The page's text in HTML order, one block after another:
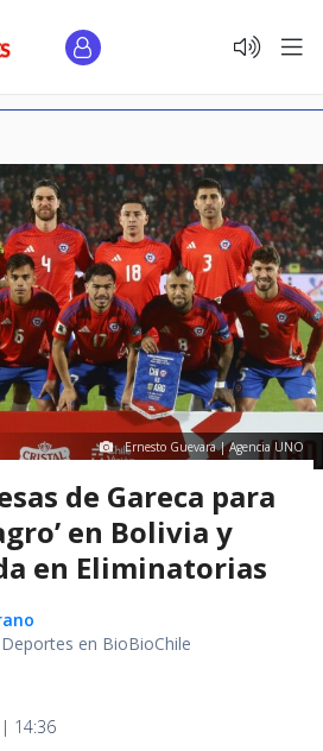
Ernesto Guevara | Agencia UNO
de Gareca para
en Bolivia y
en Eliminatorias
en BioBioChile
14:36